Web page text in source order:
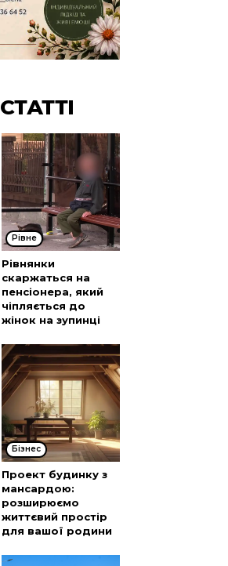
Рівне
Рівнянки
скаржаться на
пенсіонера, який
чіпляється до
жінок на зупинці
Бізнес
Проект будинку з
мансардою:
розширюємо
життєвий простір
для вашої родини